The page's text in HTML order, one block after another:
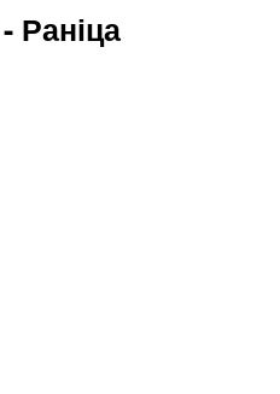
Раніца